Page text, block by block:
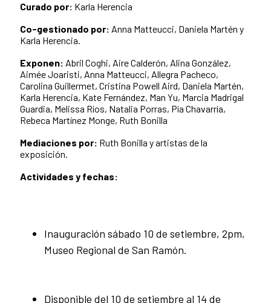
Curado por: Karla Herencia
Co-gestionado por: Anna Matteucci, Daniela Martén y
Karla Herencia.
Exponen: Abril Coghi, Aire Calderón, Alina González,
Aimée Joaristi, Anna Matteucci, Allegra Pacheco,
Carolina Guillermet, Cristina Powell Aird, Daniela Martén,
Karla Herencia, Kate Fernández, Man Yu, Marcia Madrigal
Guardia, Melissa Ríos, Natalia Porras, Pía Chavarría,
Rebeca Martínez Monge, Ruth Bonilla
Mediaciones por: Ruth Bonilla y artistas de la
exposición.
Actividades y fechas:
Inauguración sábado 10 de setiembre, 2pm,
Museo Regional de San Ramón.
Disponible del 10 de setiembre al 14 de